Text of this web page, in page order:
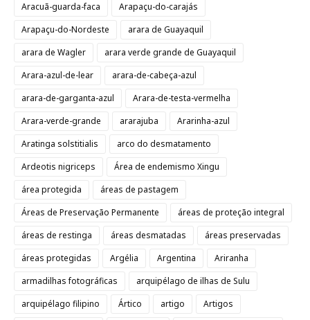
Aracuã-guarda-faca
Arapaçu-do-carajás
Arapaçu-do-Nordeste
arara de Guayaquil
arara de Wagler
arara verde grande de Guayaquil
Arara-azul-de-lear
arara-de-cabeça-azul
arara-de-garganta-azul
Arara-de-testa-vermelha
Arara-verde-grande
ararajuba
Ararinha-azul
Aratinga solstitialis
arco do desmatamento
Ardeotis nigriceps
Área de endemismo Xingu
área protegida
áreas de pastagem
Áreas de Preservação Permanente
áreas de proteção integral
áreas de restinga
áreas desmatadas
áreas preservadas
áreas protegidas
Argélia Argentina
Ariranha
armadilhas fotográficas
arquipélago de ilhas de Sulu
arquipélago filipino
Ártico artigo
Artigos